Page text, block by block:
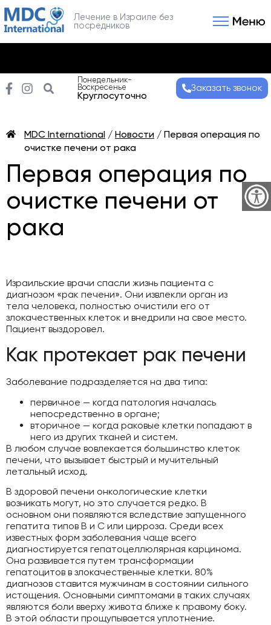
Лечение в Израиле без
посредников
Понедельник-
Воскресенье
Круглосуточно
Заказать звонок
MDC International / Новости / Первая операция по
очистке печени от рака
Первая операция по
очистке печени от
рака
Израильские врачи спасли жизнь пациента с
диагнозом «рак печени». Они извлекли орган из
тела человека, полностью очистили его от
злокачественных клеток и внедрили на свое место.
Пациент выздоровел.
Как протекает рак печени
Заболевание подразделяется на два типа:
первичное — когда патология началась
непосредственно в органе;
вторичное — когда раковые клетки попадают в
него из других тканей и систем.
В любом случае вовлекается большинство клеток
печени, что вызывает быстрый и мучительный
летальный исход.
В здоровой печени онкологические клетки
возникать могут, но это случается редко. В
основном они появляются вследствие запущенного
гепатита типов B и C или цирроза. Среди всех
известных форм заболевания чаще всего
диагностируется гепатоцеллюлярная карцинома.
Она развивается путем трансформации
гепатоцитов в злокачественные клетки. 80%
диагнозов ставится мужчинам в состоянии сильного
истощения. Основными симптомами в таких случаях
являются боли вверху живота ближе к правому боку.
В этой области прощупывается уплотнение.